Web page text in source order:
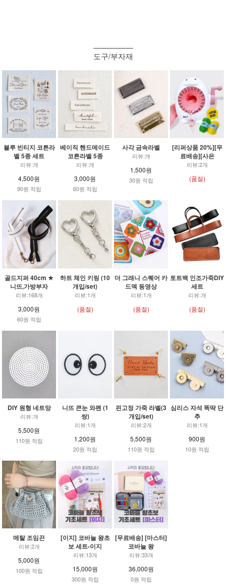
도구/부자재
블루 빈티지 코튼라
벨 5종 세트
리뷰:개
4,500원
90원 적립
베이직 핸드메이드
코튼라벨 5종
리뷰:개
3,000원
60원 적립
사각 금속라벨
리뷰:개
1,500원
30원 적립
[리퍼상품 20%][무
료배송][사은
리뷰:2개
(품절)
골드지퍼 40cm ★
니뜨,가방부자
리뷰:168개
3,000원
60원 적립
하트 체인 키링 (10
개입/set)
리뷰:1개
(품절)
더 그래니 스퀘어 카
드덱 동영상
리뷰:1개
(품절)
토트백 인조가죽DIY
세트
리뷰:개
(품절)
DIY 원형 네트망
리뷰:개
5,500원
110원 적립
니뜨 큰눈 와펜 (1
쌍)
리뷰:1개
1,200원
20원 적립
핀고정 가죽 라벨(3
개입/set)
리뷰:2개
5,500원
110원 적립
심리스 자석 똑딱 단
추
리뷰:1개
900원
10원 적립
메탈 조임끈
리뷰:2개
5,000원
100원 적립
[이지] 코바늘 왕초
보 세트-이지
리뷰:13개
15,000원
300원 적립
[무료배송] [마스터]
코바늘 왕
리뷰:33개
36,000원
0원 적립